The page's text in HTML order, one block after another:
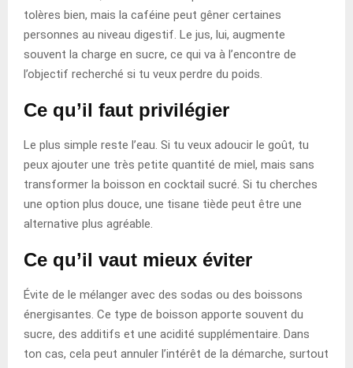
tolères bien, mais la caféine peut gêner certaines
personnes au niveau digestif. Le jus, lui, augmente
souvent la charge en sucre, ce qui va à l’encontre de
l’objectif recherché si tu veux perdre du poids.
Ce qu’il faut privilégier
Le plus simple reste l’eau. Si tu veux adoucir le goût, tu
peux ajouter une très petite quantité de miel, mais sans
transformer la boisson en cocktail sucré. Si tu cherches
une option plus douce, une tisane tiède peut être une
alternative plus agréable.
Ce qu’il vaut mieux éviter
Évite de le mélanger avec des sodas ou des boissons
énergisantes. Ce type de boisson apporte souvent du
sucre, des additifs et une acidité supplémentaire. Dans
ton cas, cela peut annuler l’intérêt de la démarche, surtout